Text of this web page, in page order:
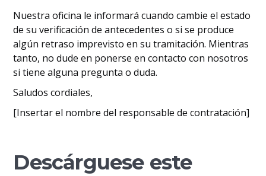
Nuestra oficina le informará cuando cambie el estado
de su verificación de antecedentes o si se produce
algún retraso imprevisto en su tramitación. Mientras
tanto, no dude en ponerse en contacto con nosotros
si tiene alguna pregunta o duda.
Saludos cordiales,
[Insertar el nombre del responsable de contratación]
Descárguese este